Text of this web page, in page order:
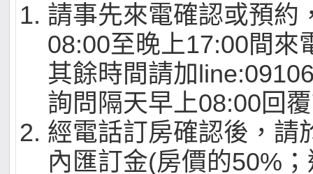
請事先來電確認或預約
08:00至晚上17:00間來
其餘時間請加
詢問隔天早上08:00回
經電話訂房確認後，請
內匯訂金(房價的50%